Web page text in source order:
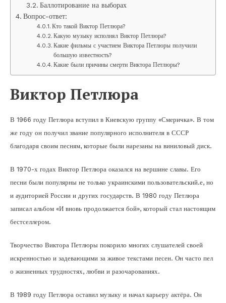
Баллотирование на выборах
Вопрос-ответ:
Кто такой Виктор Петлюра?
Какую музыку исполнял Виктор Петлюра?
Какие фильмы с участием Виктора Петлюры получили
большую известность?
Какие были причины смерти Виктора Петлюры?
Виктор Петлюра
В 1966 году Петлюра вступил в Киевскую группу «Смеричка». В том
же году он получил звание популярного исполнителя в СССР
благодаря своим песням, которые были нарезаны на виниловый диск.
В 1970-х годах Виктор Петлюра оказался на вершине славы. Его
песни были популярны не только украинскими пользовательский.е, но
и аудиторией России и других государств. В 1980 году Петлюра
записал альбом «И вновь продолжается бой», который стал настоящим
бестселлером.
Творчество Виктора Петлюры покорило многих слушателей своей
искренностью и задевающими за живое текстами песен. Он часто пел
о жизненных трудностях, любви и разочарованиях.
В 1989 году Петлюра оставил музыку и начал карьеру актёра. Он